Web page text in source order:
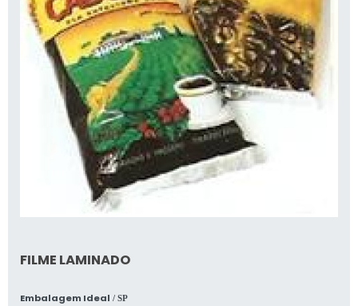
FILME LAMINADO
Embalagem Ideal / SP